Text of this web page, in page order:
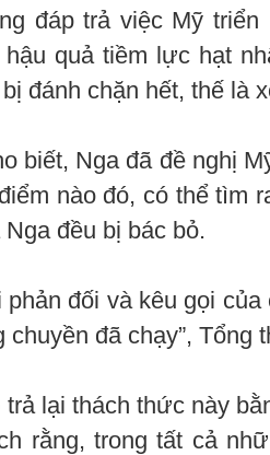
đáp trả việc Mỹ
quả tiềm lực hạt
đánh chặn hết, thế là
biết, Nga đã đề nghị
nào đó, có thể tìm
đều bị bác bỏ.
phản đối và kêu gọi
chuyền đã chạy”, Tổng
lại thách thức này
rằng, trong tất cả